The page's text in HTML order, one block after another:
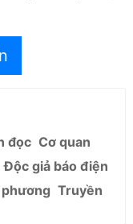
đọc Cơ quan
Độc giả báo điện
Truyền